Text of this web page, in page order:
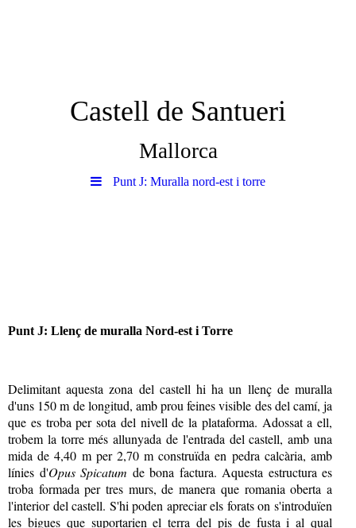
Castell de Santueri
Mallorca
Punt J: Muralla nord-est i torre
Punt J: Llenç de muralla Nord-est i Torre
Delimitant aquesta zona del castell hi ha un llenç de muralla
d'uns 150 m de longitud, amb prou feines visible des del camí, ja
que es troba per sota del nivell de la plataforma. Adossat a ell,
trobem la torre més allunyada de l'entrada del castell, amb una
mida de 4,40 m per 2,70 m construïda en pedra calcària, amb
línies d'Opus Spicatum de bona factura. Aquesta estructura es
troba formada per tres murs, de manera que romania oberta a
l'interior del castell. S'hi poden apreciar els forats on s'introduïen
les bigues que suportarien el terra del pis de fusta i al qual